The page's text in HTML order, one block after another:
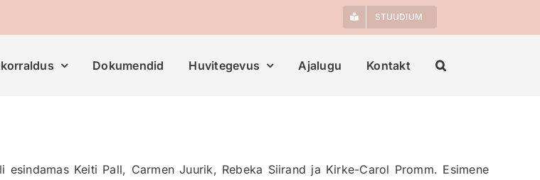
STUUDIUM
Dokumendid Huvitegevus Ajalugu Kontakt
Keiti Pall, Carmen Juurik, Rebeka Siirand ja Kirke-Carol Promm. Esimene